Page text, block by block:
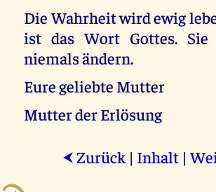
Die Wahrheit wird ewig
ist das Wort Gottes. Sie
niemals ändern.
Eure geliebte Mutter
Mutter der Erlösung
⮜ Zurück | Inhalt |